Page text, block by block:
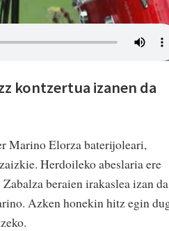
kontzertua izanen da
Marino Elorza baterijoleari,
Herdoileko abeslaria ere
beraien irakaslea izan da
Azken honekin hitz egin